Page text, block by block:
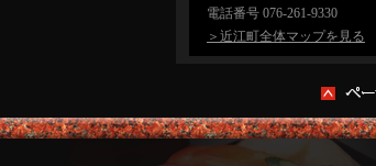
電話番号 076-261-9330
＞近江町全体マップを見る